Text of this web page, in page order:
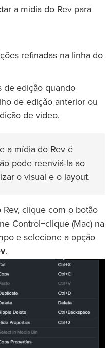
a mídia do Rev para
refinadas na linha do
de edição quando
de edição anterior ou
de vídeo.
a mídia do Rev é
pode reenviá-la ao
o visual e o layout.
Rev, clique com o botão
Control+clique (Mac) na
e selecione a opção
.